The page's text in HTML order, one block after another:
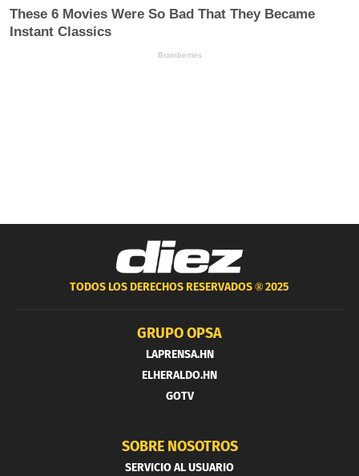
TODOS LOS DERECHOS RESERVADOS ®2025
GRUPO OPSA
LAPRENSA.HN
ELHERALDO.HN
GOTV
SOBRE NOSOTROS
SERVICIO AL USUARIO